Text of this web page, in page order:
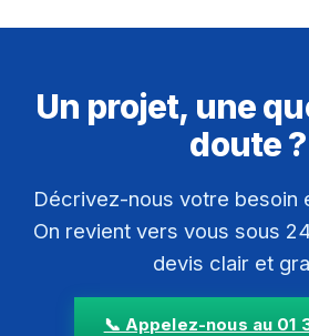
Un projet, une
doute ?
Décrivez-nous votre besoin
On revient vers vous sous
devis clair et
📞 Appelez-nous au 01